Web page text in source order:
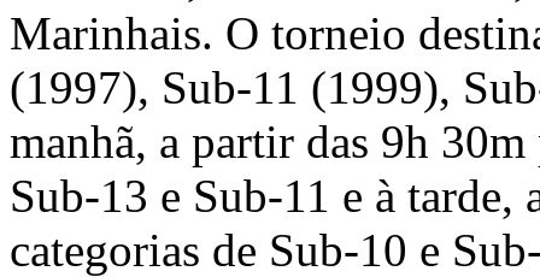
Marinhais. O torneio
(1997), Sub-11 (1999),
manhã, a partir das 9h
Sub-13 e Sub-11 e à tarde,
categorias de Sub-10 e